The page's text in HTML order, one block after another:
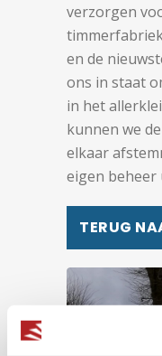
verzorgen
en de
ons in staat
in het
kunnen we
elkaar
eigen beheer
TERUG